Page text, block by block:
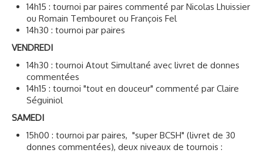
14h15 : tournoi par paires commenté par Nicolas Lhuissier
ou Romain Tembouret ou François Fel
14h30 : tournoi par paires
VENDREDI
14h30 : tournoi Atout Simultané avec livret de donnes
commentées
14h15 : tournoi "tout en douceur" commenté par Claire
Séguiniol
SAMEDI
15h00 : tournoi par paires, "super BCSH" (livret de 30
donnes commentées), deux niveaux de tournois :